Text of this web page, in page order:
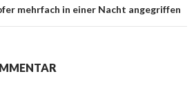
mehrfach in einer Nacht angegriffen